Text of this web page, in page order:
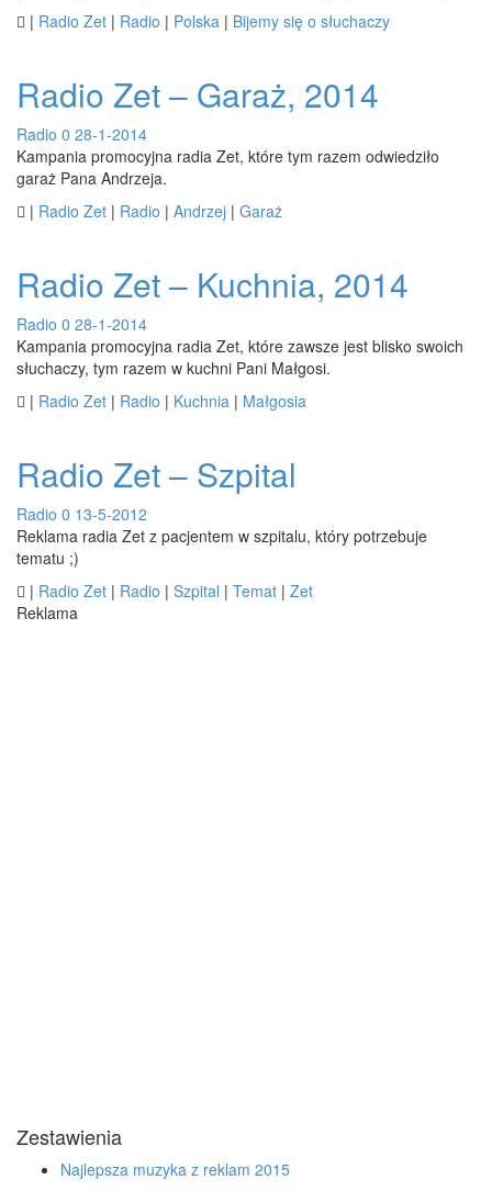
 | Radio Zet | Radio | Polska | Bijemy się o słuchaczy
Radio Zet – Garaż, 2014
Radio 0 28-1-2014
Kampania promocyjna radia Zet, które tym razem odwiedziło
garaż Pana Andrzeja.
 | Radio Zet | Radio | Andrzej | Garaż
Radio Zet – Kuchnia, 2014
Radio 0 28-1-2014
Kampania promocyjna radia Zet, które zawsze jest blisko swoich
słuchaczy, tym razem w kuchni Pani Małgosi.
 | Radio Zet | Radio | Kuchnia | Małgosia
Radio Zet – Szpital
Radio 0 13-5-2012
Reklama radia Zet z pacjentem w szpitalu, który potrzebuje
tematu ;)
 | Radio Zet | Radio | Szpital | Temat | Zet
Reklama
Zestawienia
Najlepsza muzyka z reklam 2015